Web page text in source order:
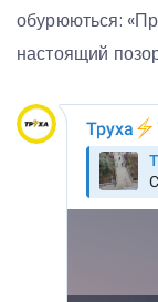
обурюються:
настоящий